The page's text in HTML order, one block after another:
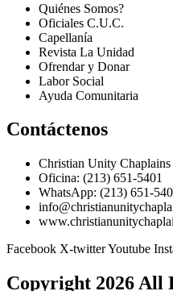
Quiénes Somos?
Oficiales C.U.C.
Capellanía
Revista La Unidad
Ofrendar y Donar
Labor Social
Ayuda Comunitaria
Contáctenos
Christian Unity
Oficina: (213) 651-5401
WhatsApp: (213) 651-
Facebook X-twitterYoutube
Copyright 2026 All